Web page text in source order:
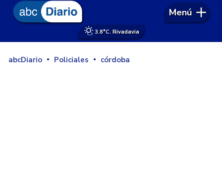
3.8°C. Rivadavia
Menú
abcDiario Policiales córdoba